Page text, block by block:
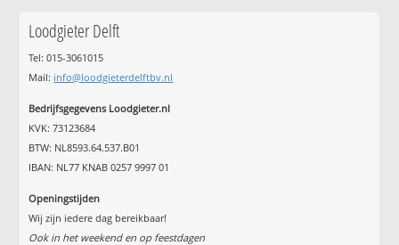
Loodgieter Delft
Tel: 015-3061015
Mail: info@loodgieterdelftbv.nl
Bedrijfsgegevens Loodgieter.nl
KVK: 73123684
BTW: NL8593.64.537.B01
IBAN: NL77 KNAB 0257 9997 01
Openingstijden
Wij zijn iedere dag bereikbaar!
Ook in het weekend en op feestdagen